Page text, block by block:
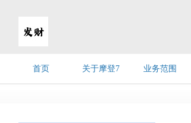
首页 关于摩登7 业务范围